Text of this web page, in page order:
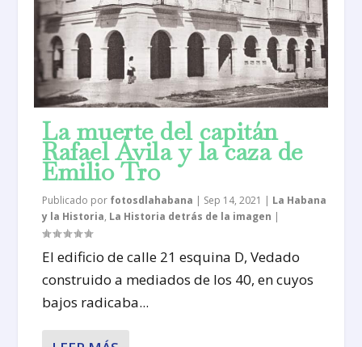
La muerte del capitán
Rafael Ávila y la caza de
Emilio Tro
Publicado por fotosdlahabana | Sep 14, 2021 | La Habana
y la Historia, La Historia detrás de la imagen |
El edificio de calle 21 esquina D, Vedado
construido a mediados de los 40, en cuyos
bajos radicaba...